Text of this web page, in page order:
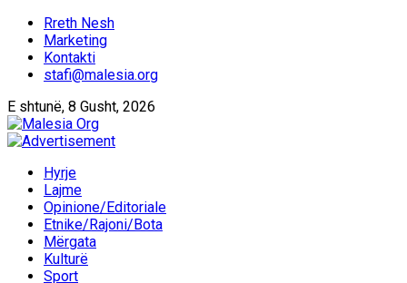
Rreth Nesh
Marketing
Kontakti
stafi@malesia.org
E shtunë, 8 Gusht, 2026
Hyrje
Lajme
Opinione/Editoriale
Etnike/Rajoni/Bota
Mërgata
Kulturë
Sport